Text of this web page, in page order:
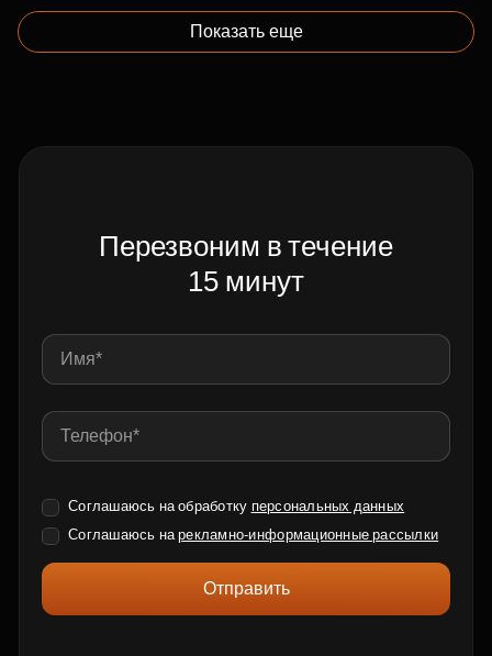
Показать еще
Перезвоним в течение
15 минут
Соглашаюсь на обработку персональных данных
Соглашаюсь нарекламно-информационные рассылки
Отправить